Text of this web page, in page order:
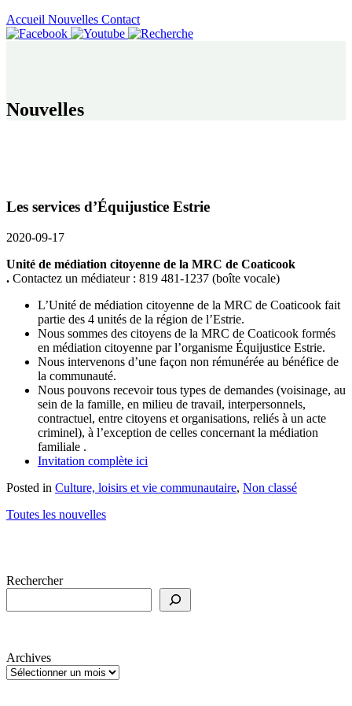
Accueil Nouvelles Contact
Nouvelles
Les services d’Équijustice Estrie
2020-09-17
Unité de médiation citoyenne de la MRC de Coaticook
. Contactez un médiateur : 819 481-1237 (boîte vocale)
L’Unité de médiation citoyenne de la MRC de Coaticook fait
partie des 4 unités de la région de l’Estrie.
Nous sommes des citoyens de la MRC de Coaticook formés
en médiation citoyenne par l’organisme Équijustice Estrie.
Nous intervenons d’une façon non rémunérée au bénéfice de
la communauté.
Nous pouvons recevoir tous types de demandes (voisinage, au
sein de la famille, en milieu de travail, interpersonnels,
contractuel, entre citoyens et organisations, reliés à un acte
criminel), à l’exception de celles concernant la médiation
familiale .
Invitation complète ici
Posted in Culture, loisirs et vie communautaire, Non classé
Toutes les nouvelles
Rechercher
Archives